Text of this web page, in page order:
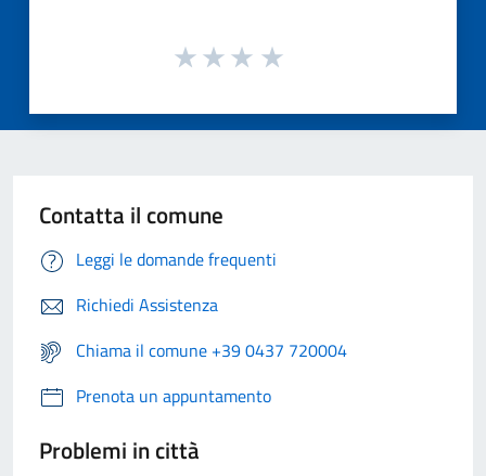
Contatta il comune
Leggi le domande frequenti
Richiedi Assistenza
Chiama il comune +39 0437 720004
Prenota un appuntamento
Problemi in città